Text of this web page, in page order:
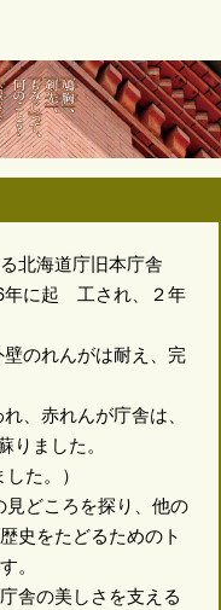
北海道庁旧本庁舎
年に起 工され、２年
のれんがは耐え、完
赤れんが庁舎は、
りました。
た。）
どころを探り、他の
史をたどるためのト
。
舎の美しさを支える